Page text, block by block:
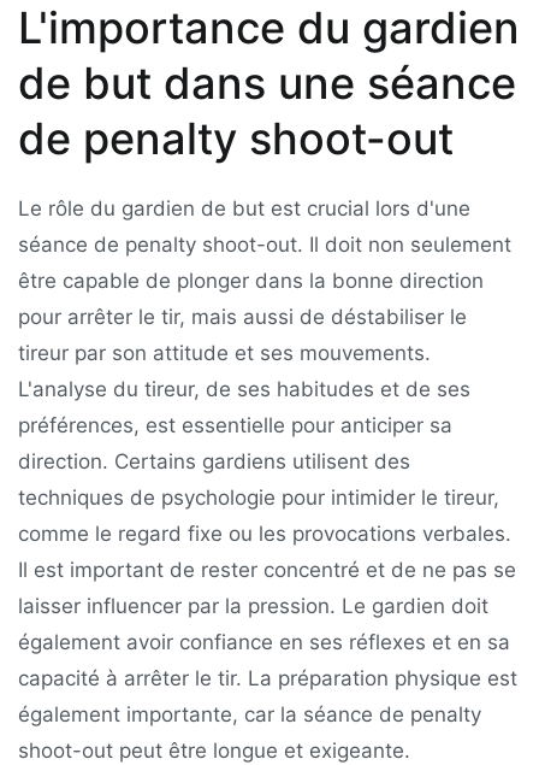
L'importance du gardien
de but dans une séance
de penalty shoot-out
Le rôle du gardien de but est crucial lors d'une
séance de penalty shoot-out. Il doit non seulement
être capable de plonger dans la bonne direction
pour arrêter le tir, mais aussi de déstabiliser le
tireur par son attitude et ses mouvements.
L'analyse du tireur, de ses habitudes et de ses
préférences, est essentielle pour anticiper sa
direction. Certains gardiens utilisent des
techniques de psychologie pour intimider le tireur,
comme le regard fixe ou les provocations verbales.
Il est important de rester concentré et de ne pas se
laisser influencer par la pression. Le gardien doit
également avoir confiance en ses réflexes et en sa
capacité à arrêter le tir. La préparation physique est
également importante, car la séance de penalty
shoot-out peut être longue et exigeante.